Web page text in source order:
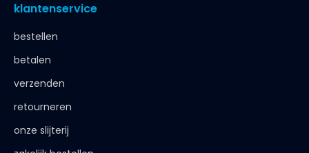
klantenservice
bestellen
betalen
verzenden
retourneren
onze slijterij